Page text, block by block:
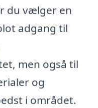
du vælger en
adgang til
men også til
og
i området.